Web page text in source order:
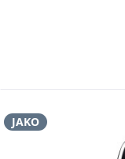
JAKO